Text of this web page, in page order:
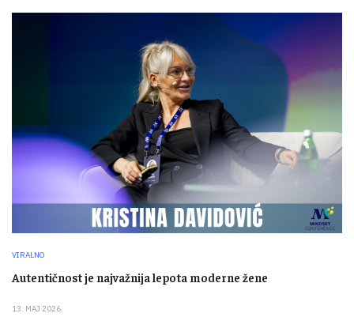
VIRALNO
Autentičnost je najvažnija lepota moderne žene
13. MAJ 2026.